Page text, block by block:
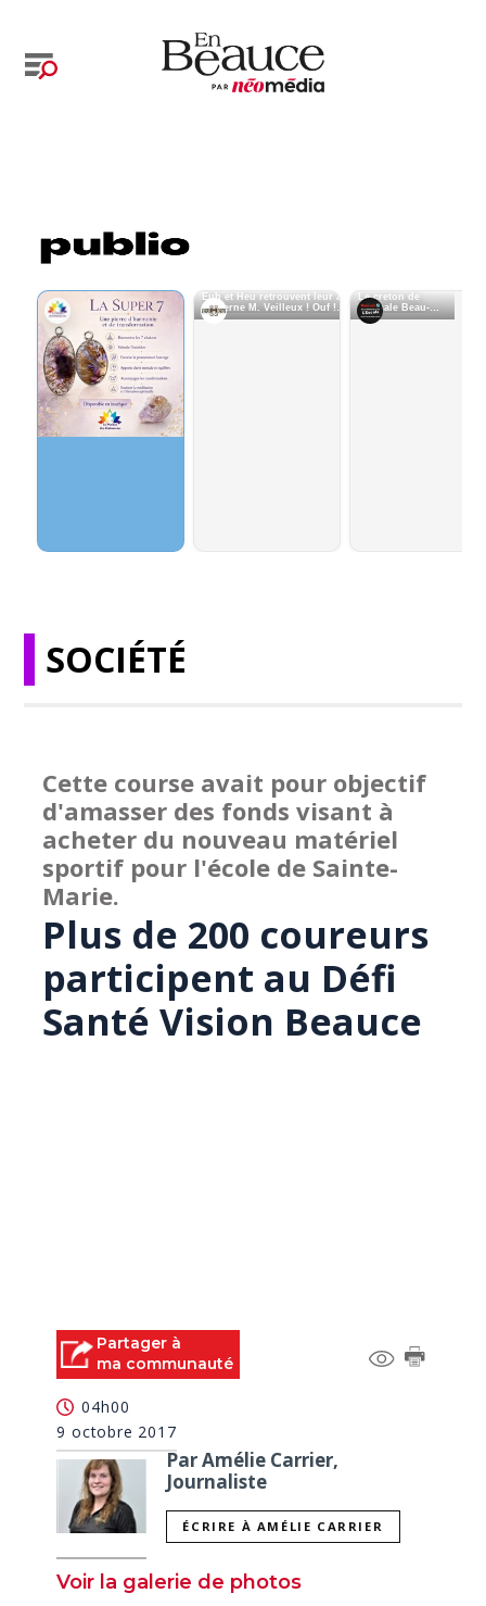
SOCIÉTÉ
Cette course avait pour objectif
d'amasser des fonds visant à
acheter du nouveau matériel
sportif pour l'école de Sainte-
Marie.
Plus de 200 coureurs
participent au Défi
Santé Vision Beauce
Partager à
ma communauté
04h00
9 octobre 2017
Par Amélie Carrier,
Journaliste
ÉCRIRE À AMÉLIE CARRIER
Voir la galerie de photos